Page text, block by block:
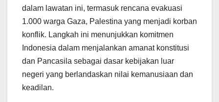
dalam lawatan ini, termasuk rencana evakuasi
1.000 warga Gaza, Palestina yang menjadi korban
konflik. Langkah ini menunjukkan komitmen
Indonesia dalam menjalankan amanat konstitusi
dan Pancasila sebagai dasar kebijakan luar
negeri yang berlandaskan nilai kemanusiaan dan
keadilan.